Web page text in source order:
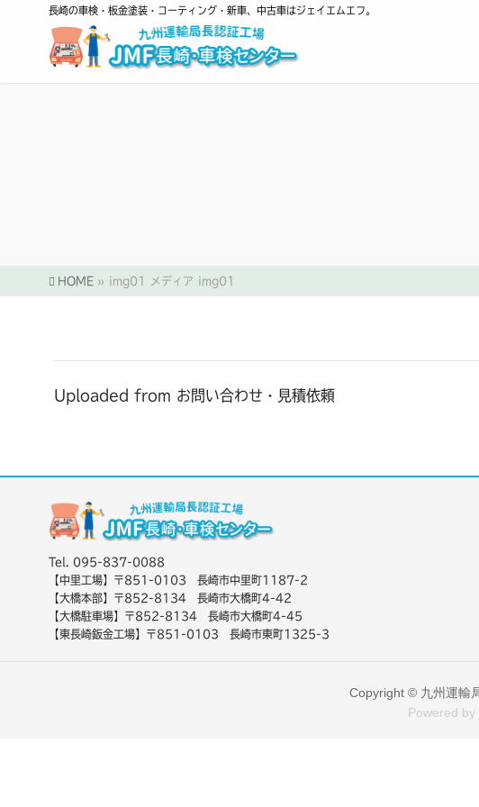
長崎の車検・板金塗装・コーティング・新車、中古車はジェイエムエフ。
HOME» img01 メディア img01
Uploaded from お問い合わせ・見積依頼
Tel. 095-837-0088
【中里工場】〒851-0103 長崎市中里町1187-2
【大橋本部】〒852-8134 長崎市大橋町4-42
【大橋駐車場】〒852-8134 長崎市大橋町4-45
【東長崎鈑金工場】〒851-0103 長崎市東町1325-3
Copyright © 九州運輸
Powered by